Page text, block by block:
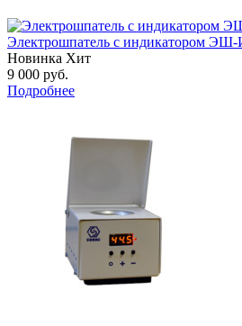
Электрошпатель с индикатором
Новинка Хит
9 000 руб.
Подробнее